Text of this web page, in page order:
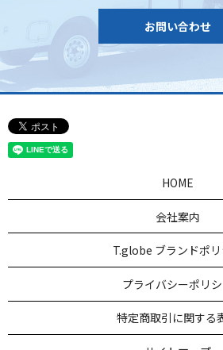
お問い合わせ
HOME
会社案内
T.globe ブランドポ
プライバシーポリ
特定商取引に関する